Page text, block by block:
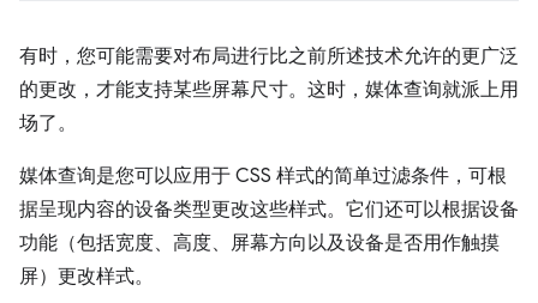
有时，您可能需要对布局进行比之前所述技术允许的更广泛
的更改，才能支持某些屏幕尺寸。这时，媒体查询就派上用
场了。
媒体查询是您可以应用于 CSS 样式的简单过滤条件，可根
据呈现内容的设备类型更改这些样式。它们还可以根据设备
功能（包括宽度、高度、屏幕方向以及设备是否用作触摸
屏）更改样式。